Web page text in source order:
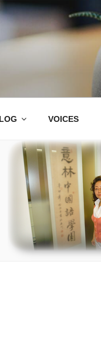
VOICES